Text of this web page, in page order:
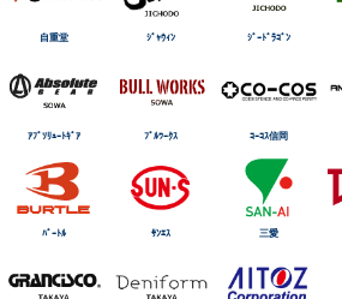
自重堂 ｼﾞｬｳｨﾝ ｼﾞｰﾄﾞﾗｺﾞﾝ
ｱﾌﾞｿﾘｭｰﾄｷﾞｱ ﾌﾞﾙﾜｰｸｽ ｺｰｺｽ信岡
ﾊﾞｰﾄﾙ ｻﾝｴｽ 三愛